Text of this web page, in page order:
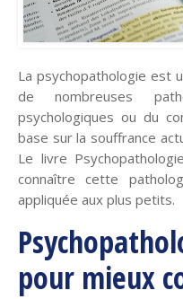
La psychopathologie est
de nombreuses
psychologiques ou du
base sur la souffrance
Le livre
connaître cette
appliquée aux plus petits.
pour mieux